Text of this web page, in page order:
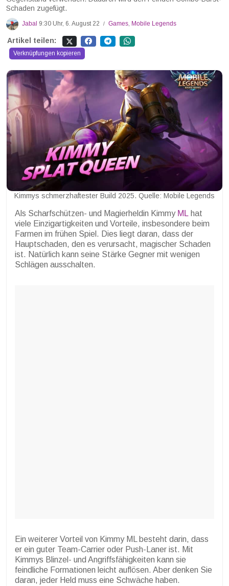
Schaden zugefügt.
Jabal 9:30 Uhr, 6. August 22 / Games, Mobile Legends
Artikel teilen:
Verknüpfungen kopieren
Kimmys schmerzhaftester Build 2025. Quelle: Mobile Legends
Als Scharfschützen- und Magierheldin Kimmy ML hat
viele Einzigartigkeiten und Vorteile, insbesondere beim
Farmen im frühen Spiel. Dies liegt daran, dass der
Hauptschaden, den es verursacht, magischer Schaden
ist. Natürlich kann seine Stärke Gegner mit wenigen
Schlägen ausschalten.
Ein weiterer Vorteil von Kimmy ML besteht darin, dass
er ein guter Team-Carrier oder Push-Laner ist. Mit
Kimmys Blinzel- und Angriffsfähigkeiten kann sie
feindliche Formationen leicht auflösen. Aber denken Sie
daran, jeder Held muss eine Schwäche haben.